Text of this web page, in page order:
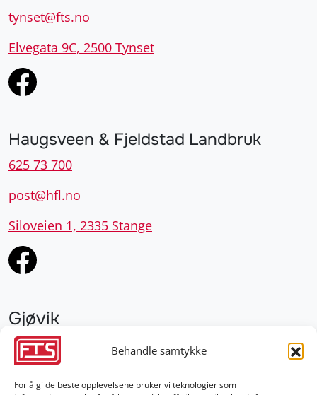
Behandle samtykke
For å gi de beste opplevelsene bruker vi teknologier som
tynset@fts.no
Elvegata 9C, 2500 Tynset
Haugsveen & Fjeldstad Landbruk
625 73 700
post@hfl.no
Siloveien 1, 2335 Stange
Gjøvik
952 28 000